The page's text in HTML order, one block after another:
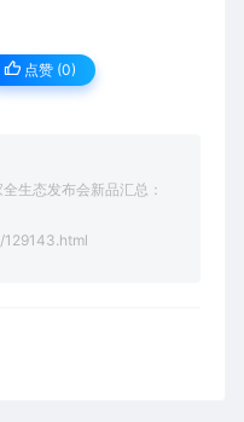
点赞 (0)
生态发布会新品汇总：